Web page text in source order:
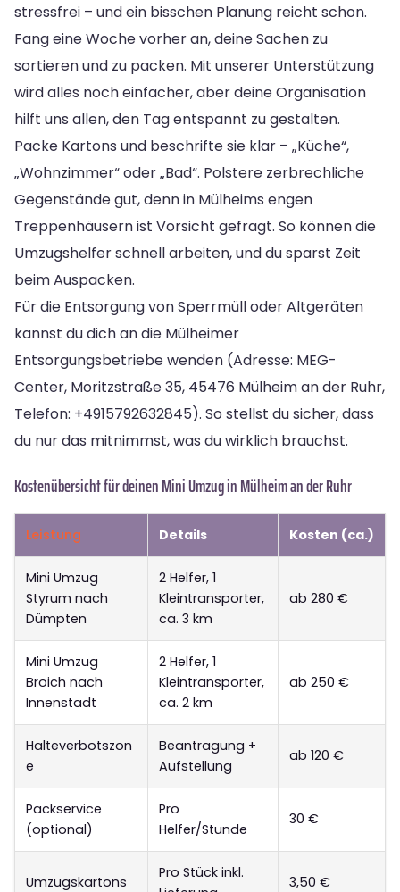
stressfrei – und ein bisschen Planung reicht schon.
Fang eine Woche vorher an, deine Sachen zu
sortieren und zu packen. Mit unserer Unterstützung
wird alles noch einfacher, aber deine Organisation
hilft uns allen, den Tag entspannt zu gestalten.
Packe Kartons und beschrifte sie klar – „Küche“,
„Wohnzimmer“ oder „Bad“. Polstere zerbrechliche
Gegenstände gut, denn in Mülheims engen
Treppenhäusern ist Vorsicht gefragt. So können die
Umzugshelfer schnell arbeiten, und du sparst Zeit
beim Auspacken.
Für die Entsorgung von Sperrmüll oder Altgeräten
kannst du dich an die Mülheimer
Entsorgungsbetriebe wenden (Adresse: MEG-
Center, Moritzstraße 35, 45476 Mülheim an der Ruhr,
Telefon: +4915792632845). So stellst du sicher, dass
du nur das mitnimmst, was du wirklich brauchst.
Kostenübersicht für deinen Mini Umzug in Mülheim an der Ruhr
Leistung Details Kosten (ca.)
Mini Umzug
Styrum nach
Dümpten
2 Helfer, 1
Kleintransporter,
ca. 3 km
ab 280 €
Mini Umzug
Broich nach
Innenstadt
2 Helfer, 1
Kleintransporter,
ca. 2 km
ab 250 €
Halteverbotszon
e
Beantragung +
Aufstellung
ab 120 €
Packservice
(optional)
Pro
Helfer/Stunde
30 €
Umzugskartons
Pro Stück inkl.
3,50 €